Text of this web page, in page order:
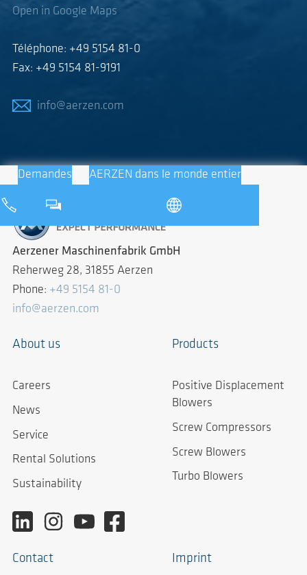
Open in Google Maps
Téléphone: +49 5154 81-0
Fax: +49 5154 81-9191
info@aerzen.com
Demandes AERZEN dans le monde entier
Aerzener Maschinenfabrik GmbH
Reherweg 28, 31855 Aerzen
Phone: +49 5154 81-0
info@aerzen.com
About us
Careers
News
Service
Rental Solutions
Sustainability
Products
Positive Displacement
Blowers
Screw Compressors
Screw Blowers
Turbo Blowers
Contact Imprint